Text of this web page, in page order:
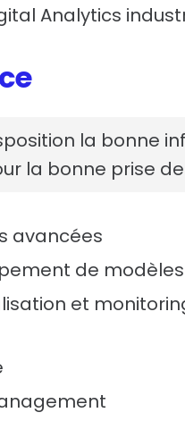
Analytics
la bonne
la bonne prise
avancées
de
et